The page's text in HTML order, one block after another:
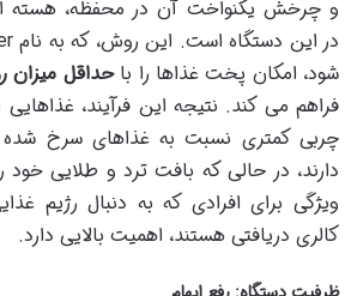
و چرخش یکنواخت آن در محفظه، هسته
شود، امکان پخت غذاها را باحداقل میزان
چربی کمتری نسبت به غذاهای سرخ
دارند، در حالی که بافت ترد و طلایی
ویژگی برای افرادی که به دنبال رژیم
کالری دریافتی هستند، اهمیت بالایی دارد.